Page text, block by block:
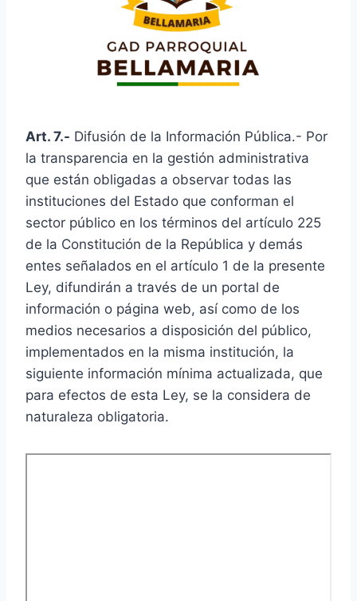
Art. 7.- Difusión de la Información Pública.- Por
la transparencia en la gestión administrativa
que están obligadas a observar todas las
instituciones del Estado que conforman el
sector público en los términos del artículo 225
de la Constitución de la República y demás
entes señalados en el artículo 1 de la presente
Ley, difundirán a través de un portal de
información o página web, así como de los
medios necesarios a disposición del público,
implementados en la misma institución, la
siguiente información mínima actualizada, que
para efectos de esta Ley, se la considera de
naturaleza obligatoria.